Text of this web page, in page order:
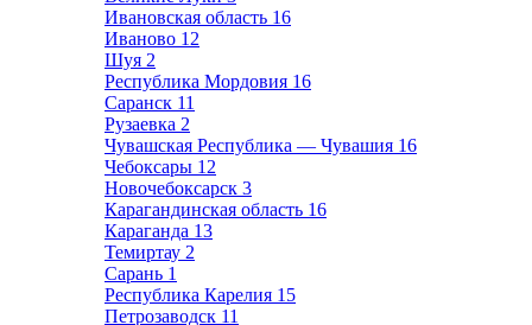
Ивановская область 16
Иваново 12
Шуя 2
Республика Мордовия 16
Саранск 11
Рузаевка 2
Чувашская Республика — Чувашия 16
Чебоксары 12
Новочебоксарск 3
Карагандинская область 16
Караганда 13
Темиртау 2
Сарань 1
Республика Карелия 15
Петрозаводск 11